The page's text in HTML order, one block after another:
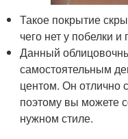
Такое покрытие
чего нет у побелки и
Данный
самостоятельным
центом. Он отлично
поэтому вы можете
нужном стиле.